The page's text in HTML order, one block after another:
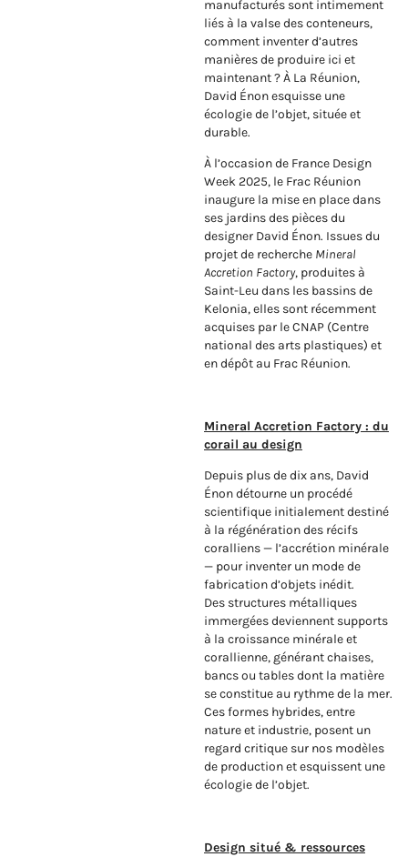
manufacturés sont intimement
liés à la valse des conteneurs,
comment inventer d’autres
manières de produire ici et
maintenant ? À La Réunion,
David Énon esquisse une
écologie de l’objet, située et
durable.
À l’occasion de France Design
Week 2025, le Frac Réunion
inaugure la mise en place dans
ses jardins des pièces du
designer David Énon. Issues du
projet de recherche Mineral
Accretion Factory, produites à
Saint-Leu dans les bassins de
Kelonia, elles sont récemment
acquises par le CNAP (Centre
national des arts plastiques) et
en dépôt au Frac Réunion.
Mineral Accretion Factory : du
corail au design
Depuis plus de dix ans, David
Énon détourne un procédé
scientifique initialement destiné
à la régénération des récifs
coralliens — l’accrétion minérale
— pour inventer un mode de
fabrication d’objets inédit.
Des structures métalliques
immergées deviennent supports
à la croissance minérale et
corallienne, générant chaises,
bancs ou tables dont la matière
se constitue au rythme de la mer.
Ces formes hybrides, entre
nature et industrie, posent un
regard critique sur nos modèles
de production et esquissent une
écologie de l’objet.
Design situé & ressources